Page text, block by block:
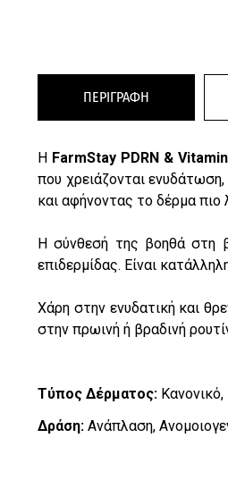
ΠΕΡΙΓΡΑΦΗ
Η FarmStay PDRN &
που χρειάζονται
και αφήνοντας το δέρμα πιο
Η σύνθεσή της βοηθά στη
επιδερμίδας. Είναι
Χάρη στην ενυδατική και
στην πρωινή ή βραδινή
Τύπος Δέρματος:
Δράση: Ανάπλαση,